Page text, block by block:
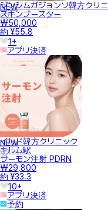
NEW
ジンシムガジョンソ韓方クリ
スキンブースター
₩50,000
約 ¥55.8
1+
アプリ決済
NEW
イルド韓方クリニック
キルム駅
サーモン注射 PDRN
₩29,800
約 ¥33.3
10+
アプリ決済
予約